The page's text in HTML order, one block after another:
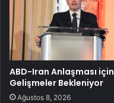
ABD-Iran Anlaşması için
Gelişmeler Bekleniyor
Ağustos 8, 2026